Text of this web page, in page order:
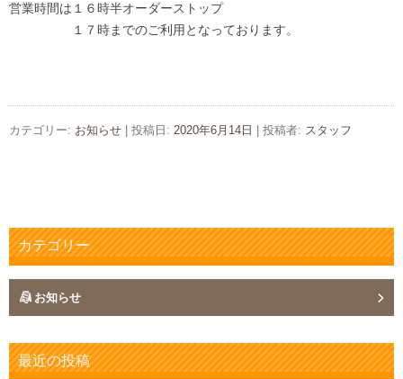
営業時間は１６時半オーダーストップ
１７時までのご利用となっております。
カテゴリー: お知らせ | 投稿日: 2020年6月14日 投稿者: スタッフ
カテゴリー
お知らせ
最近の投稿